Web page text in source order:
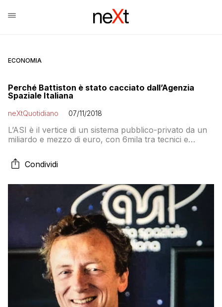
ECONOMIA
Perché Battiston è stato cacciato dall’Agenzia
Spaziale Italiana
neXtQuotidiano 07/11/2018
L’ASI è il vertice di un sistema pubblico-privato da un
miliardo e mezzo di euro, con 6mila tra tecnici e
essere lasciato in pace dalla politica
Condividi